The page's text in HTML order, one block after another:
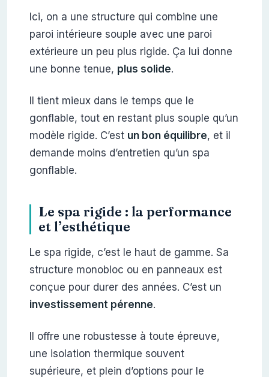
Ici, on a une structure qui combine une
paroi intérieure souple avec une paroi
extérieure un peu plus rigide. Ça lui donne
une bonne tenue, plus solide.
Il tient mieux dans le temps que le
gonflable, tout en restant plus souple qu’un
modèle rigide. C’est un bon équilibre, et il
demande moins d’entretien qu’un spa
gonflable.
Le spa rigide : la performance
et l’esthétique
Le spa rigide, c’est le haut de gamme. Sa
structure monobloc ou en panneaux est
conçue pour durer des années. C’est un
investissement pérenne.
Il offre une robustesse à toute épreuve,
une isolation thermique souvent
supérieure, et plein d’options pour le